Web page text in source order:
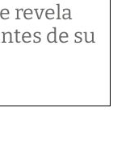
revela
de su